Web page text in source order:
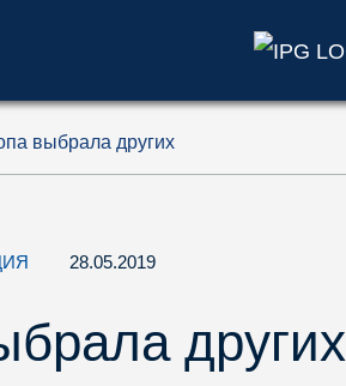
'1')
выбрала других
28.05.2019
других